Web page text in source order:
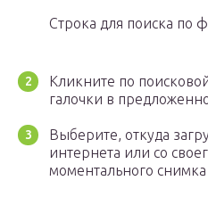
Строка для поиска по
Кликните по
галочки в
Выберите, откуда
интернета или со
моментального